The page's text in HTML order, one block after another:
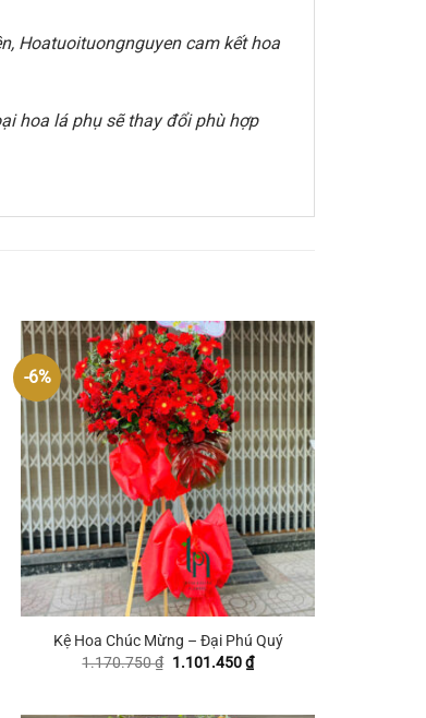
Hoatuoituongnguyen cam kết hoa
hoa lá phụ sẽ thay đổi phù hợp
-6%
Kệ Hoa Chúc Mừng – Đại Phú Quý
1.170.750₫ Giá
1.101.450₫Giá